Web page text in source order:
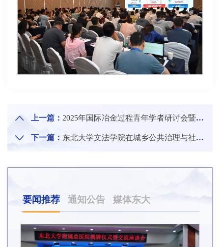
上一篇： 2025年国际冶金过程青年学者研讨会暨2025年中日韩钢铁材料青年学术研讨会举办
下一篇： 东北大学文法学院在城乡公共治理与社会服务标准化研究领域实现重大突破
要闻推荐 通知公告 媒体东大